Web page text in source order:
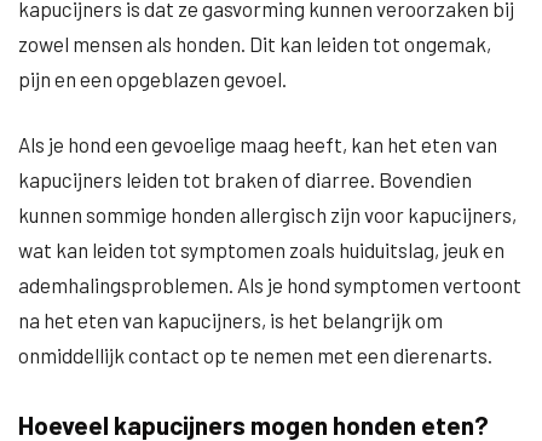
kapucijners is dat ze gasvorming kunnen veroorzaken bij
zowel mensen als honden. Dit kan leiden tot ongemak,
pijn en een opgeblazen gevoel.
Als je hond een gevoelige maag heeft, kan het eten van
kapucijners leiden tot braken of diarree. Bovendien
kunnen sommige honden allergisch zijn voor kapucijners,
wat kan leiden tot symptomen zoals huiduitslag, jeuk en
ademhalingsproblemen. Als je hond symptomen vertoont
na het eten van kapucijners, is het belangrijk om
onmiddellijk contact op te nemen met een dierenarts.
Hoeveel kapucijners mogen honden eten?